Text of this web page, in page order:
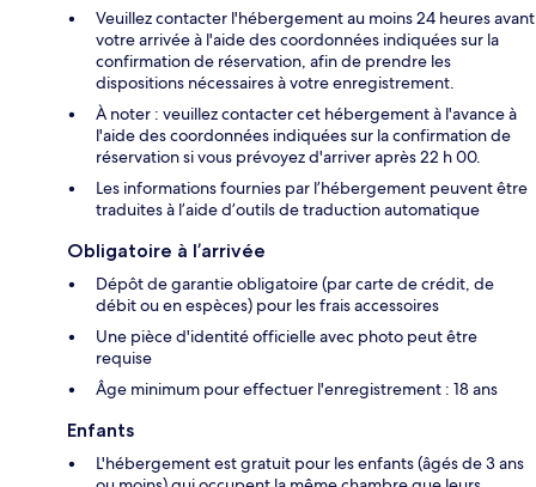
Veuillez contacter l'hébergement au moins 24 heures avant
votre arrivée à l'aide des coordonnées indiquées sur la
confirmation de réservation, afin de prendre les
dispositions nécessaires à votre enregistrement.
À noter : veuillez contacter cet hébergement à l'avance à
l'aide des coordonnées indiquées sur la confirmation de
réservation si vous prévoyez d'arriver après 22 h 00.
Les informations fournies par l’hébergement peuvent être
traduites à l’aide d’outils de traduction automatique
Obligatoire à l’arrivée
Dépôt de garantie obligatoire (par carte de crédit, de
débit ou en espèces) pour les frais accessoires
Une pièce d'identité officielle avec photo peut être
requise
Âge minimum pour effectuer l'enregistrement : 18 ans
Enfants
L'hébergement est gratuit pour les enfants (âgés de 3 ans